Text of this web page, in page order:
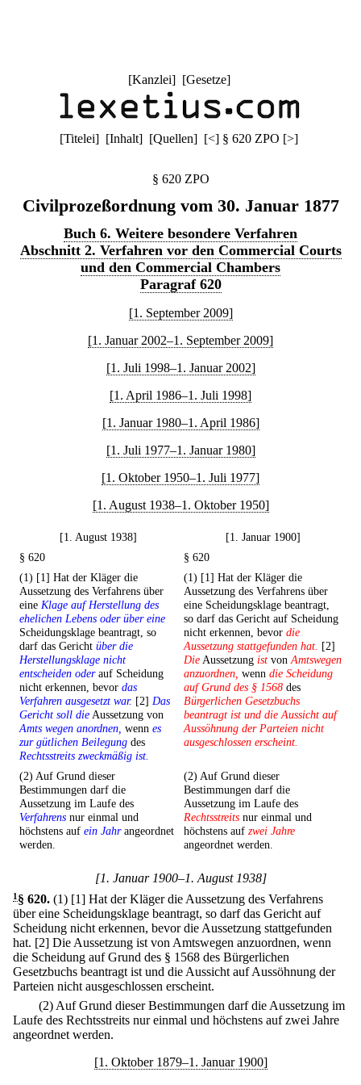
[Kanzlei] [Gesetze]
[Titelei] [Inhalt] [Quellen] [<] § 620 ZPO [>]
§ 620 ZPO
Civilprozeßordnung vom 30. Januar 1877
Buch 6. Weitere besondere Verfahren
Abschnitt 2. Verfahren vor den Commercial Courts
und den Commercial Chambers
Paragraf 620
[1. September 2009]
[1. Januar 2002–1. September 2009]
[1. Juli 1998–1. Januar 2002]
[1. April 1986–1. Juli 1998]
[1. Januar 1980–1. April 1986]
[1. Juli 1977–1. Januar 1980]
[1. Oktober 1950–1. Juli 1977]
[1. August 1938–1. Oktober 1950]
[1. August 1938]
[1. Januar 1900]
§ 620
§ 620
(1) [1] Hat der Kläger die
Aussetzung des Verfahrens über
eine Klage auf Herstellung des
ehelichen Lebens oder über eine
Scheidungsklage beantragt, so
darf das Gericht über die
Herstellungsklage nicht
entscheiden oderauf Scheidung
nicht erkennen, bevor das
Verfahren ausgesetzt war. [2] Das
Gericht soll dieAussetzung von
Amts wegen anordnen, wenn es
zur gütlichen Beilegung des
Rechtsstreits zweckmäßig ist.
(1) [1] Hat der Kläger die
Aussetzung des Verfahrens über
eine Scheidungsklage beantragt,
so darf das Gericht auf Scheidung
nicht erkennen, bevor die
Aussetzung stattgefunden hat. [2]
DieAussetzung ist vonAmtswegen
anzuordnen, wenn die Scheidung
auf Grund des § 1568 des
Bürgerlichen Gesetzbuchs
beantragt ist und die Aussicht auf
Aussöhnung der Parteien nicht
ausgeschlossen erscheint.
(2) Auf Grund dieser
Bestimmungen darf die
Aussetzung im Laufe des
Verfahrens nur einmal und
höchstens auf ein Jahrangeordnet
werden.
(2) Auf Grund dieser
Bestimmungen darf die
Aussetzung im Laufe des
Rechtsstreits nur einmal und
höchstens auf zwei Jahre
angeordnet werden.
[1. Januar 1900–1. August 1938]
1§ 620. (1) [1] Hat der Kläger die Aussetzung des Verfahrens
über eine Scheidungsklage beantragt, so darf das Gericht auf
Scheidung nicht erkennen, bevor die Aussetzung stattgefunden
hat. [2] Die Aussetzung ist von Amtswegen anzuordnen, wenn
die Scheidung auf Grund des § 1568 des Bürgerlichen
Gesetzbuchs beantragt ist und die Aussicht auf Aussöhnung der
Parteien nicht ausgeschlossen erscheint.
(2) Auf Grund dieser Bestimmungen darf die Aussetzung im
Laufe des Rechtsstreits nur einmal und höchstens auf zwei Jahre
angeordnet werden.
[1. Oktober 1879–1. Januar 1900]